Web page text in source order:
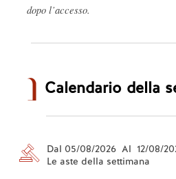
dopo l’accesso.
Calendario della
Dal 05/08/2026 Al 12/08/
Le aste della settimana